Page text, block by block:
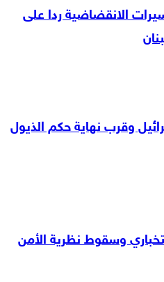
الانقضاضية ردا على
وقرب نهاية حكم الذيول
وسقوط نظرية الأمن